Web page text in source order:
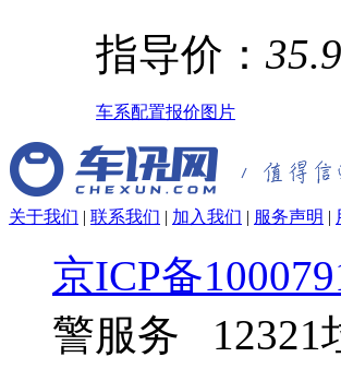
指导价：
车系配置报价图片
关于我们 | 联系我们 | 加入我们 | 服务声明 |
京ICP备
警服务